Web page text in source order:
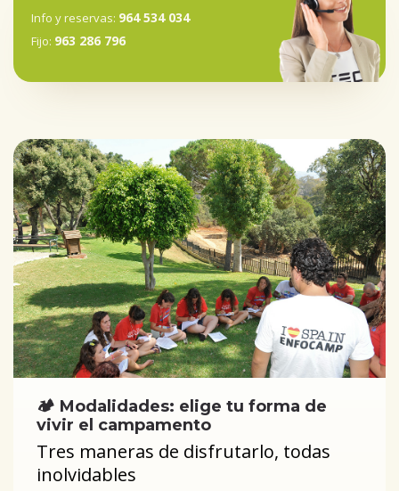
Info y reservas: 964 534 034
Fijo: 963 286 796
🏕️ Modalidades: elige tu forma de
vivir el campamento
Tres maneras de disfrutarlo, todas
inolvidables